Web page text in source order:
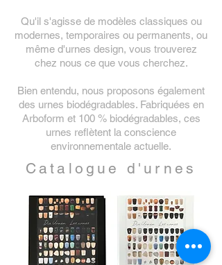
Qu'il s'agisse de modèles classiques ou
modernes, temporaires ou permanents, ou
même d'urnes design, vous trouverez
chez nous ce que vous cherchez.
Bien entendu, nous proposons également
des urnes biodégradables. Fabriquées en
Arboform et 100 % biodégradables, ces
urnes reflètent la conscience
environnementale actuelle.
Catalogue d'urnes